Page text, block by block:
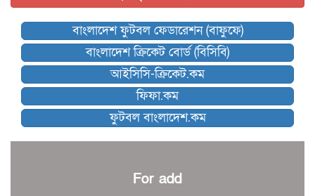
কিংস অ্যারেনায় ফাইনাল খেলবে না মোহামেডান!
কিউট-ডিআরইউ দাবায় মোরসালিন চ্যাম্পিয়ন
ব্রাদার্সকে হারিয়ে ফাইনালে মোহামেডান
নেইমারকে নিয়েই বিশ্বকাপে ব্রাজিলের প্রাথমিক স্কোয়াড
আর্জেন্টিনার ৫৫ সদস্যের প্রাথমিক দল ঘোষণা
পাকিস্তানের বিপক্ষে ঐতিহাসিক জয়ে ক্রীড়া প্রতিমন্ত্রীর অভিনন্দন
বাংলাদেশ ফুটবল ফেডারেশন (বাফুফে)
বাংলাদেশ ক্রিকেট বোর্ড (বিসিবি)
আইসিসি-ক্রিকেট.কম
ফিফা.কম
ফুটবল বাংলাদেশ.কম
For add